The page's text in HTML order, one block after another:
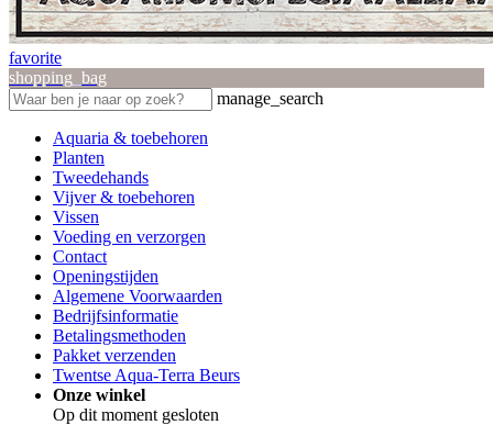
favorite
shopping_bag
manage_search
Aquaria & toebehoren
Planten
Tweedehands
Vijver & toebehoren
Vissen
Voeding en verzorgen
Contact
Openingstijden
Algemene Voorwaarden
Bedrijfsinformatie
Betalingsmethoden
Pakket verzenden
Twentse Aqua-Terra Beurs
Onze winkel
Op dit moment gesloten